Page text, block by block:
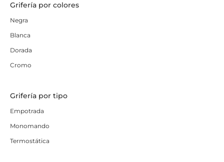
Grifería por colores
Negra
Blanca
Dorada
Cromo
Grifería por tipo
Empotrada
Monomando
Termostática